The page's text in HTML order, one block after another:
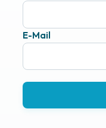
E-Mail